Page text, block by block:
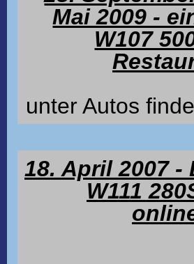
Mai 2009 -
W107
unter Autos
18. April 2007 -
W111